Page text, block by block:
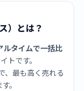
）とは？
ルタイムで一括比
トです。
、最も高く売れる
。